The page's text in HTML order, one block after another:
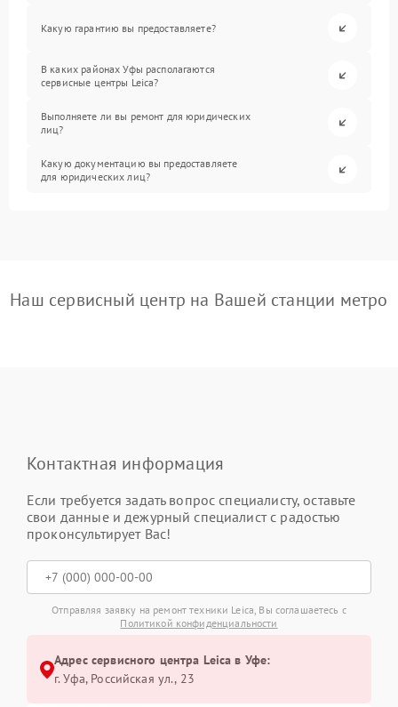
Какую гарантию вы предоставляете?
В каких районах Уфы располагаются
сервисные центры Leica?
Выполняете ли вы ремонт для юридических
лиц?
Какую документацию вы предоставляете
для юридических лиц?
Наш сервисный центр на Вашей станции метро
Контактная информация
Если требуется задать вопрос специалисту, оставьте
свои данные и дежурный специалист с радостью
проконсультирует Вас!
Отправляя заявку на ремонт техники Leica, Вы соглашаетесь с
Политикой конфиденциальности
Адрес сервисного центра Leica в Уфе:
г. Уфа, Российская ул., 23